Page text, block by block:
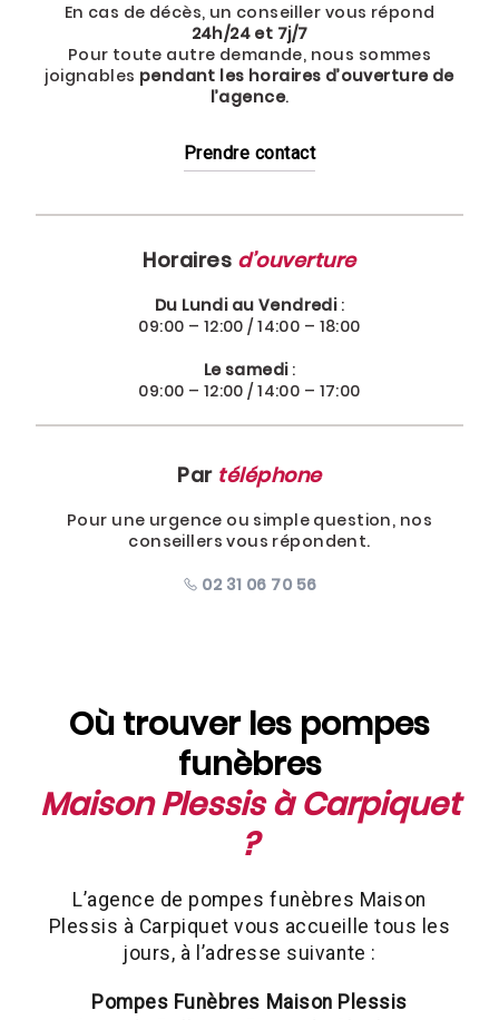
En cas de décès, un conseiller vous répond
24h/24 et 7j/7
Pour toute autre demande, nous sommes
joignables pendant les horaires d’ouverture de
l’agence.
Prendre contact
Horaires d’ouverture
Du Lundi au Vendredi:
09:00 – 12:00 / 14:00 – 18:00
Le samedi:
09:00 – 12:00 / 14:00 – 17:00
Par téléphone
Pour une urgence ou simple question, nos
conseillers vous répondent.
02 31 06 70 56
Où trouver les pompes
funèbres
Maison Plessis à Carpiquet
?
L’agence de pompes funèbres Maison
Plessis à Carpiquet vous accueille tous les
jours, à l’adresse suivante :
Pompes Funèbres Maison Plessis